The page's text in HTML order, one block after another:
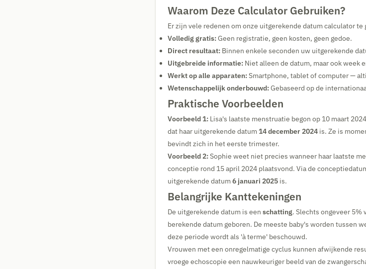
Waarom Deze Calculator Gebruiken?
Er zijn vele redenen om onze uitgerekende datum calculator te
Volledig gratis:Geen registratie, geen kosten, geen gedoe.
Direct resultaat: Binnen enkele seconden uw uitgerekende
Uitgebreide informatie: Niet alleen de datum, maar ook week
Werkt op alle apparaten:Smartphone, tablet of computer —
Wetenschappelijk onderbouwd:Gebaseerd op de
Praktische Voorbeelden
Voorbeeld 1: Lisa's laatste menstruatie begon op 10 maart
dat haar uitgerekende datum 14 december 2024 is. Ze is
bevindt zich in het eerste trimester.
Voorbeeld 2:Sophie weet niet precies wanneer haar laatste
conceptie rond 15 april 2024 plaatsvond. Via de
uitgerekende datum 6 januari 2025 is.
Belangrijke Kanttekeningen
De uitgerekende datum is een schatting. Slechts ongeveer 5%
berekende datum geboren. De meeste baby's worden tussen
deze periode wordt als 'à terme' beschouwd.
Vrouwen met een onregelmatige cyclus kunnen afwijkende
vroege echoscopie een nauwkeuriger beeld van de